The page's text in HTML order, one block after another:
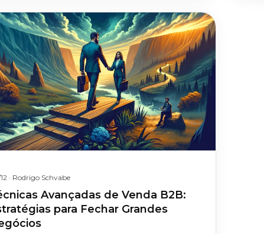
· Rodrigo Schvabe
Avançadas de Venda B2B:
para Fechar Grandes